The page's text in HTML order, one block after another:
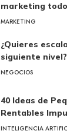
marketing
MARKETING
¿Quieres
siguiente
NEGOCIOS
40 Ideas de
Rentables
INTELIGENCIA